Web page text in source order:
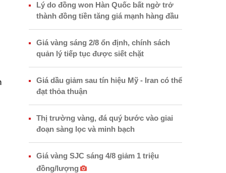
Lý do đồng won Hàn Quốc bất ngờ trở
thành đồng tiền tăng giá mạnh hàng đầu
Giá vàng sáng 2/8 ổn định, chính sách
quản lý tiếp tục được siết chặt
Giá dầu giảm sau tín hiệu Mỹ - Iran có thể
đạt thỏa thuận
Thị trường vàng, đá quý bước vào giai
đoạn sàng lọc và minh bạch
Giá vàng SJC sáng 4/8 giảm 1 triệu
đồng/lượng